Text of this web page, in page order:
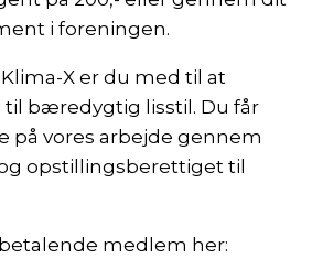
i foreningen.
X er du med til at
til bæredygtig lisstil. Du får
på vores arbejde gennem
opstillingsberettiget til
medlem her: